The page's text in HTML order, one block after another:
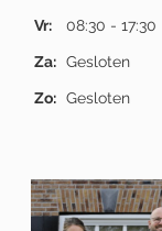
Vr: 08:30 - 17:30
Za: Gesloten
Zo: Gesloten